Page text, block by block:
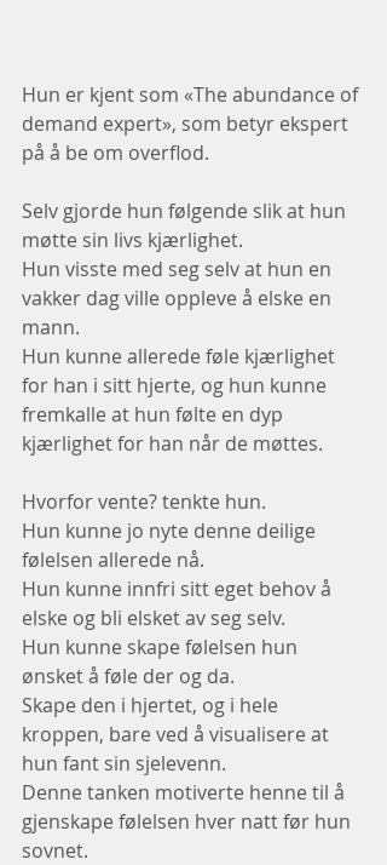
Hun er kjent som «The abundance of
demand expert», som betyr ekspert
på å be om overflod.
Selv gjorde hun følgende slik at hun
møtte sin livs kjærlighet.
Hun visste med seg selv at hun en
vakker dag ville oppleve å elske en
mann.
Hun kunne allerede føle kjærlighet
for han i sitt hjerte, og hun kunne
fremkalle at hun følte en dyp
kjærlighet for han når de møttes.
Hvorfor vente? tenkte hun.
Hun kunne jo nyte denne deilige
følelsen allerede nå.
Hun kunne innfri sitt eget behov å
elske og bli elsket av seg selv.
Hun kunne skape følelsen hun
ønsket å føle der og da.
Skape den i hjertet, og i hele
kroppen, bare ved å visualisere at
hun fant sin sjelevenn.
Denne tanken motiverte henne til å
gjenskape følelsen hver natt før hun
sovnet.